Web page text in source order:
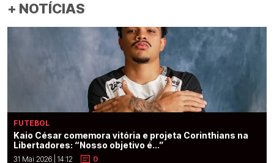
+ NOTÍCIAS
FUTEBOL
Kaio César comemora vitória e projeta Corinthians na
Libertadores: “Nosso objetivo é...”
31 Mai 2026 | 14:12 0